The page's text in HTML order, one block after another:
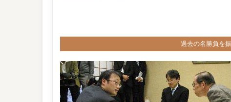
過去の名勝負を